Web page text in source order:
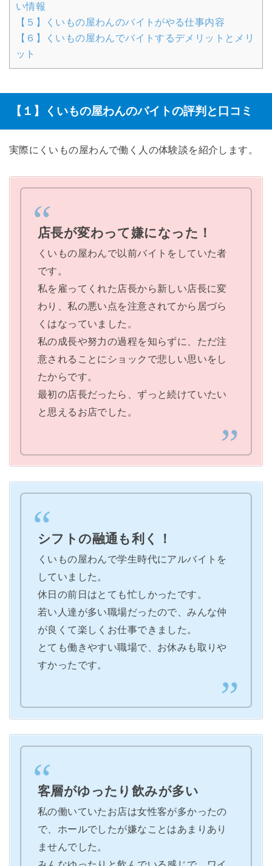
い情報
【５】くいもの屋わんのバイトがやる仕事内容
【６】くいもの屋わんでバイトするデメリットとメリ
ット
【１】くいもの屋わんのバイトの評判と口コミ
実際にくいもの屋わんで働く人の体験談を紹介します。
店長が変わって嫌になった！
くいもの屋わんで以前バイトをしていた者
です。
私を雇ってくれた店長から新しい店長に変
わり、私の悪い点を注意されてから居づら
くはなっていました。
私の成長や努力の過程を知らずに、ただ注
意されることにショックで悲しい思いをし
たからです。
最初の店長だったら、ずっと続けていたい
と思えるお店でした。
シフトの融通も利く！
くいもの屋わんで学生時代にアルバイトを
していました。
休日の前日はとても忙しかったです。
若い人達が多い職場だったので、みんな仲
が良くて楽しくお仕事できました。
とても働きやすい職場で、お休みも取りや
すかったです。
客層がゆったり飲みが多い
私の働いていたお店は女性客が多かったの
で、ホールでしたが嫌なことはあまりあり
ませんでした。